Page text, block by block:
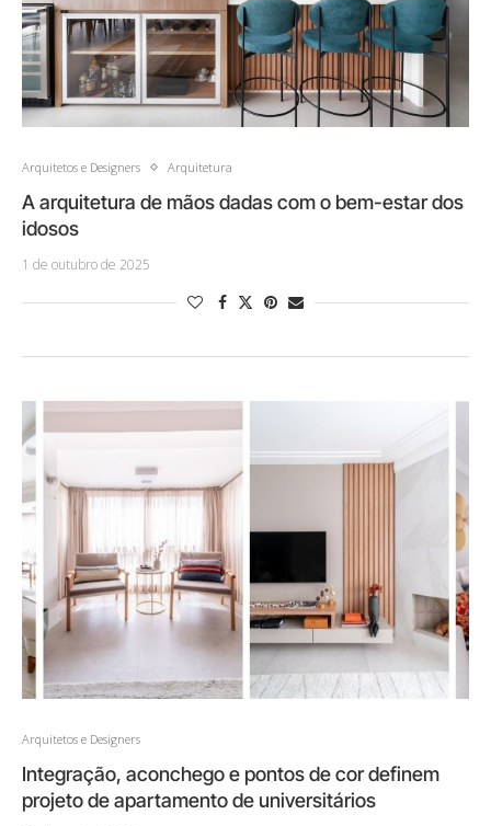
Arquitetos e Designers Arquitetura
A arquitetura de mãos dadas com o bem-estar dos
idosos
1 de outubro de 2025
Arquitetos e Designers
Integração, aconchego e pontos de cor definem
projeto de apartamento de universitários